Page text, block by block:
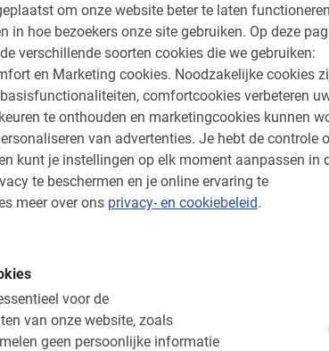
om onze website beter te laten
in hoe bezoekers onze site gebruiken. Op deze
verschillende soorten cookies die we gebruiken:
en Marketing cookies. Noodzakelijke cookies
comfortcookies verbeteren
te onthouden en marketingcookies kunnen
van advertenties. Je hebt de controle
kunt je instellingen op elk moment aanpassen in
te beschermen en je online ervaring te
meer over ons privacy- en cookiebeleid.
voor de
van onze website, zoals
geen persoonlijke informatie
reserveringsmenu aan de
datum en het aantal
Na het maken van de
met alle informatie die je nodig
al de parels van Barcelona
Bikes!